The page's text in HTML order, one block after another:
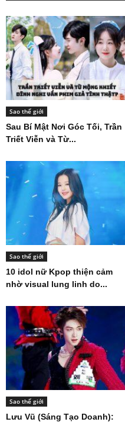
Sao thế giới
Sau Bí Mật Nơi Góc Tối, Trần
Triết Viễn và Từ...
Sao thế giới
10 idol nữ Kpop thiện cảm
nhờ visual lung linh do...
Sao thế giới
Lưu Vũ (Sáng Tạo Doanh):